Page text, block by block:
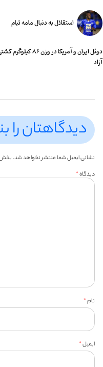
استقلال به دنبال مامه تیام
دوئل ایران و آمریکا در وزن ۸۶
آزاد
دیدگاهتان را
نشانی ایمیل شما منتشر نخواهد شد.
دیدگاه*
نام*
ایمیل*